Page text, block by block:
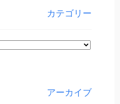
カテゴリー
アーカイブ